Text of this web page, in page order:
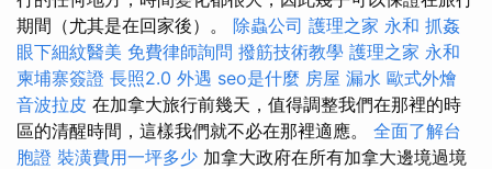
期間（尤其是在回家後）。 除蟲公司 護理之家 永和 抓姦
眼下細紋醫美 免費律師詢問 撥筋技術教學 護理之家 永和
柬埔寨簽證 長照2.0 外遇 seo是什麼 房屋 漏水 歐式外燴
音波拉皮 在加拿大旅行前幾天，值得調整我們在那裡的時
區的清醒時間，這樣我們就不必在那裡適應。 全面了解台
胞證 裝潢費用一坪多少 加拿大政府在所有加拿大邊境過境